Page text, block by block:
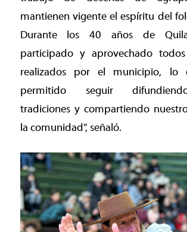
mantienen vigente el espíritu del
Durante los 40 años de
participado y aprovechado
realizados por el municipio, lo
permitido seguir
tradiciones y compartiendo
la comunidad”, señaló.